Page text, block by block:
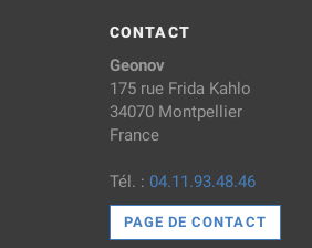
CONTACT
Geonov
175 rue Frida Kahlo
34070 Montpellier
France
Tél. : 04.11.93.48.46
PAGE DE CONTACT